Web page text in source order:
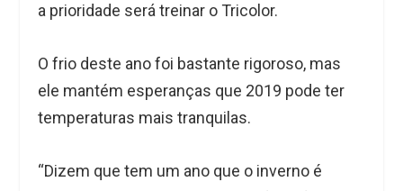
a prioridade será treinar o Tricolor.
O frio deste ano foi bastante rigoroso, mas
ele mantém esperanças que 2019 pode ter
temperaturas mais tranquilas.
“Dizem que tem um ano que o inverno é